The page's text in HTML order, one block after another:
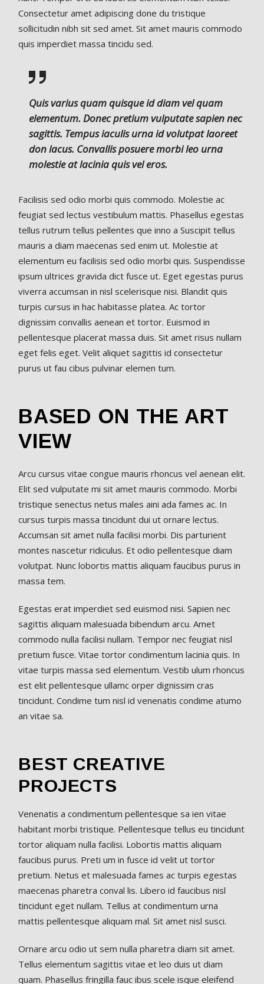
Consectetur amet adipiscing done du tristique
sollicitudin nibh sit sed amet. Sit amet mauris commodo
quis imperdiet massa tincidu sed.
Quis varius quam quisque id diam vel quam
elementum. Donec pretium vulputate sapien nec
sagittis. Tempus iaculis urna id volutpat laoreet
don lacus. Convallis posuere morbi leo urna
molestie at lacinia quis vel eros.
Facilisis sed odio morbi quis commodo. Molestie ac
feugiat sed lectus vestibulum mattis. Phasellus egestas
tellus rutrum tellus pellentes que inno a Suscipit tellus
mauris a diam maecenas sed enim ut. Molestie at
elementum eu facilisis sed odio morbi quis. Suspendisse
ipsum ultrices gravida dict fusce ut. Eget egestas purus
viverra accumsan in nisl scelerisque nisi. Blandit quis
turpis cursus in hac habitasse platea. Ac tortor
dignissim convallis aenean et tortor. Euismod in
pellentesque placerat massa duis. Sit amet risus nullam
eget felis eget. Velit aliquet sagittis id consectetur
purus ut fau cibus pulvinar elemen tum.
BASED ON THE ART
VIEW
Arcu cursus vitae congue mauris rhoncus vel aenean elit.
Elit sed vulputate mi sit amet mauris commodo. Morbi
tristique senectus netus males aini ada fames ac. In
cursus turpis massa tincidunt dui ut ornare lectus.
Accumsan sit amet nulla facilisi morbi. Dis parturient
montes nascetur ridiculus. Et odio pellentesque diam
volutpat. Nunc lobortis mattis aliquam faucibus purus in
massa tem.
Egestas erat imperdiet sed euismod nisi. Sapien nec
sagittis aliquam malesuada bibendum arcu. Amet
commodo nulla facilisi nullam. Tempor nec feugiat nisl
pretium fusce. Vitae tortor condimentum lacinia quis. In
vitae turpis massa sed elementum. Vestib ulum rhoncus
est elit pellentesque ullamc orper dignissim cras
tincidunt. Condime tum nisl id venenatis condime atumo
an vitae sa.
BEST CREATIVE
PROJECTS
Venenatis a condimentum pellentesque sa ien vitae
habitant morbi tristique. Pellentesque tellus eu tincidunt
tortor aliquam nulla facilisi. Lobortis mattis aliquam
faucibus purus. Preti um in fusce id velit ut tortor
pretium. Netus et malesuada fames ac turpis egestas
maecenas pharetra conval lis. Libero id faucibus nisl
tincidunt eget nullam. Tellus at condimentum urna
mattis pellentesque aliquam mal. Sit amet nisl susci.
Ornare arcu odio ut sem nulla pharetra diam sit amet.
Tellus elementum sagittis vitae et leo duis ut diam
quam. Phasellus fringilla fauc ibus scele isque eleifend